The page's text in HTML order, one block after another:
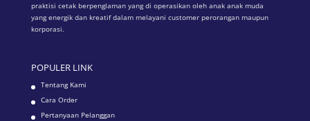
praktisi cetak berpenglaman yang di operasikan oleh anak anak muda
yang energik dan kreatif dalam melayani customer perorangan maupun
korporasi.
POPULER LINK
Tentang Kami
Cara Order
Pertanyaan Pelanggan